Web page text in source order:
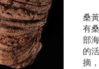
桑
有
部
的
摘